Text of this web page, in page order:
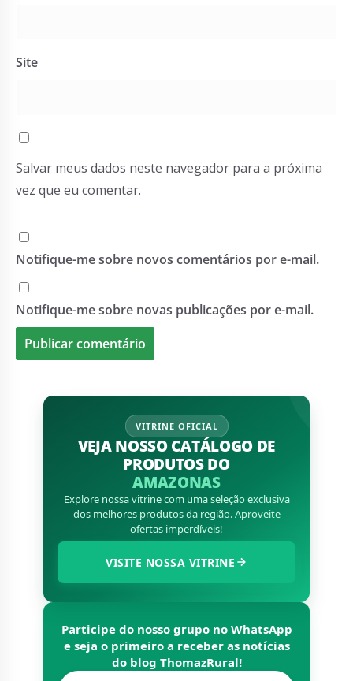
Site
Salvar meus dados neste navegador para a próxima
vez que eu comentar.
Notifique-me sobre novos comentários por e-mail.
Notifique-me sobre novas publicações por e-mail.
VITRINE OFICIAL
VEJA NOSSO CATÁLOGO DE
PRODUTOS DO
AMAZONAS
Explore nossa vitrine com uma seleção exclusiva
dos melhores produtos da região. Aproveite
ofertas imperdíveis!
VISITE NOSSA VITRINE
Participe do nosso grupo no WhatsApp
e seja o primeiro a receber as notícias
do blog ThomazRural!